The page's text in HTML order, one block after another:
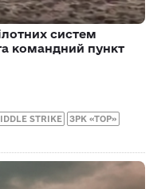
систем
командний пункт
STRIKE ЗРК «ТОР»